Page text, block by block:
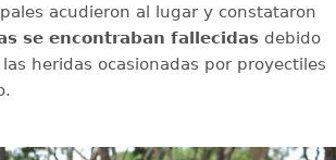
acudieron al lugar y constataron
se encontraban fallecidasdebido
heridas ocasionadas por proyectiles